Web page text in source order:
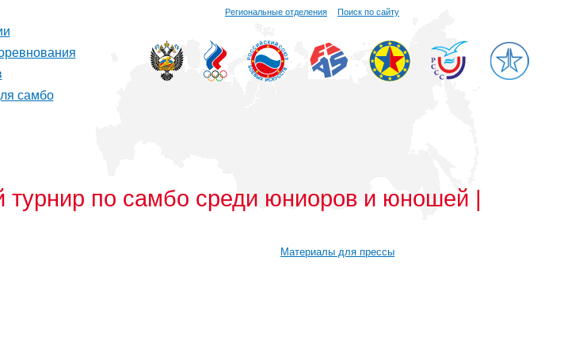
Региональные отделения Поиск по сайту
самбо
по самбо среди юниоров и юношей |
Материалы для прессы